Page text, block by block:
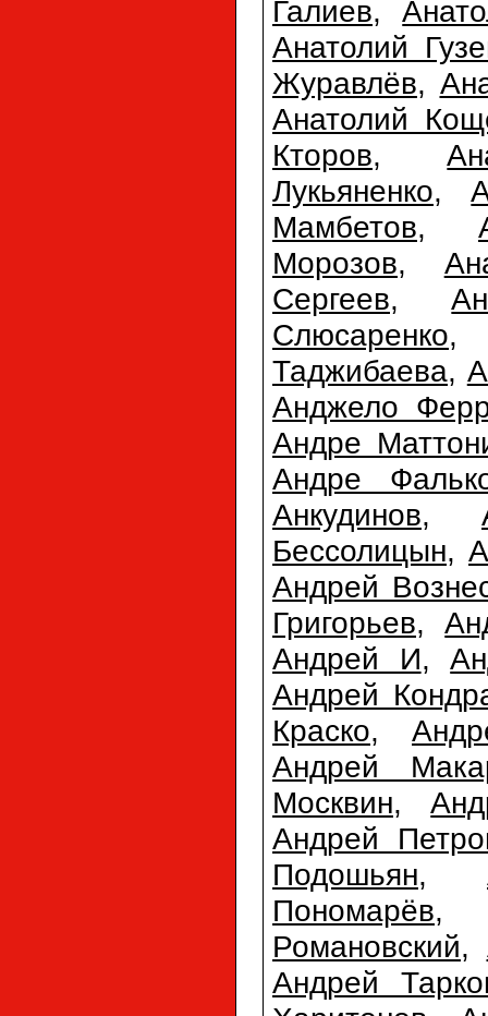
Галиев,
Анатолий
Журавлёв,
Анатолий
Кторов,
Лукьяненко,
Мамбетов,
Морозов,
Сергеев,
Слюсаренко
Таджибаева,
Анджело
Андре
Андре
Анкудинов,
Бессолицын,
Андрей
Григорьев,
Андрей И,
Андрей
Краско,
Андрей
Москвин,
Андрей
Подошьян,
Пономарёв
Романовский,
Андрей